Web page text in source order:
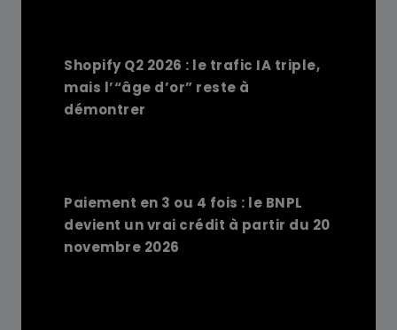
Shopify Q2 2026 : le trafic IA triple,
mais l’“âge d’or” reste à
démontrer
Paiement en 3 ou 4 fois : le BNPL
devient un vrai crédit à partir du 20
novembre 2026